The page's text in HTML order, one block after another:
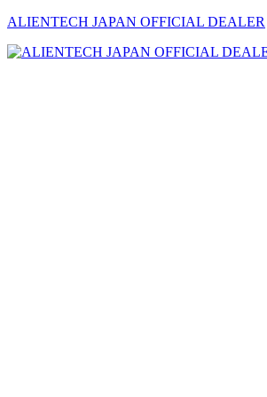
ALIENTECH JAPAN OFFICIAL DEALER